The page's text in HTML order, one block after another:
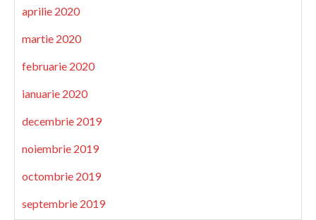
aprilie 2020
martie 2020
februarie 2020
ianuarie 2020
decembrie 2019
noiembrie 2019
octombrie 2019
septembrie 2019